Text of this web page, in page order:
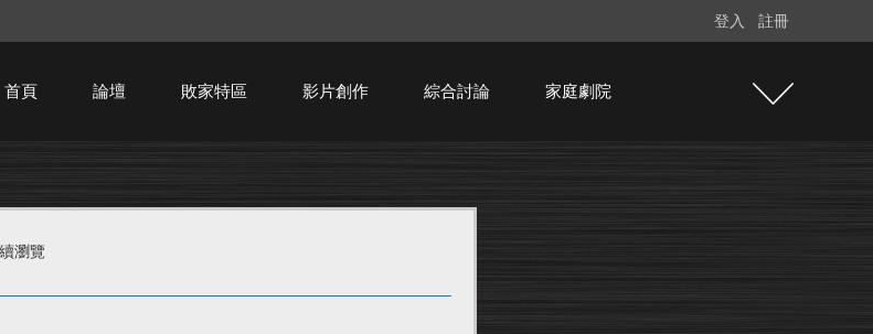
登入 註冊
首頁 論壇 敗家特區 影片創作 綜合討論 家庭劇院
瀏覽